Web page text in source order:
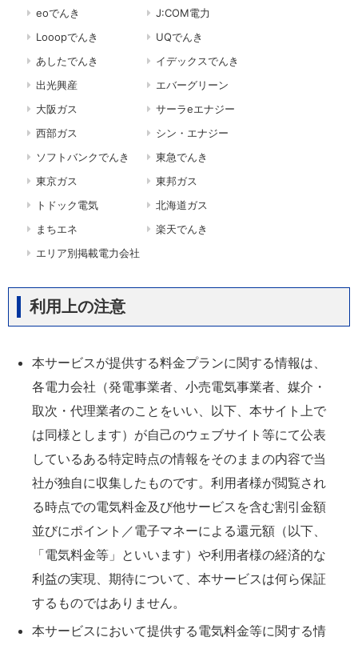
eoでんき
J:COM電力
Looopでんき
UQでんき
あしたでんき
イデックスでんき
出光興産
エバーグリーン
大阪ガス
サーラeエナジー
西部ガス
シン・エナジー
ソフトバンクでんき
東急でんき
東京ガス
東邦ガス
トドック電気
北海道ガス
まちエネ
楽天でんき
エリア別掲載電力会社
利用上の注意
本サービスが提供する料金プランに関する情報は、
各電力会社（発電事業者、小売電気事業者、媒介・
取次・代理業者のことをいい、以下、本サイト上で
は同様とします）が自己のウェブサイト等にて公表
しているある特定時点の情報をそのままの内容で当
社が独自に収集したものです。利用者様が閲覧され
る時点での電気料金及び他サービスを含む割引金額
並びにポイント／電子マネーによる還元額（以下、
「電気料金等」といいます）や利用者様の経済的な
利益の実現、期待について、本サービスは何ら保証
するものではありません。
本サービスにおいて提供する電気料金等に関する情